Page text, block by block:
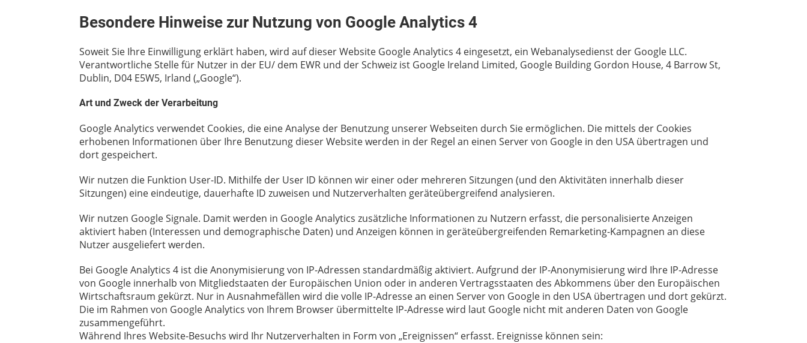
Besondere Hinweise zur Nutzung von Google Analytics 4
Soweit Sie Ihre Einwilligung erklärt haben, wird auf dieser Website Google Analytics 4 eingesetzt, ein Webanalysedienst der Google LLC.
Verantwortliche Stelle für Nutzer in der EU/ dem EWR und der Schweiz ist Google Ireland Limited, Google Building Gordon House, 4 Barrow St,
Dublin, D04 E5W5, Irland („Google“).
Art und Zweck der Verarbeitung
Google Analytics verwendet Cookies, die eine Analyse der Benutzung unserer Webseiten durch Sie ermöglichen. Die mittels der Cookies
erhobenen Informationen über Ihre Benutzung dieser Website werden in der Regel an einen Server von Google in den USA übertragen und
dort gespeichert.
Wir nutzen die Funktion User-ID. Mithilfe der User ID können wir einer oder mehreren Sitzungen (und den Aktivitäten innerhalb dieser
Sitzungen) eine eindeutige, dauerhafte ID zuweisen und Nutzerverhalten geräteübergreifend analysieren.
Wir nutzen Google Signale. Damit werden in Google Analytics zusätzliche Informationen zu Nutzern erfasst, die personalisierte Anzeigen
aktiviert haben (Interessen und demographische Daten) und Anzeigen können in geräteübergreifenden Remarketing-Kampagnen an diese
Nutzer ausgeliefert werden.
Bei Google Analytics 4 ist die Anonymisierung von IP-Adressen standardmäßig aktiviert. Aufgrund der IP-Anonymisierung wird Ihre IP-Adresse
von Google innerhalb von Mitgliedstaaten der Europäischen Union oder in anderen Vertragsstaaten des Abkommens über den Europäischen
Wirtschaftsraum gekürzt. Nur in Ausnahmefällen wird die volle IP-Adresse an einen Server von Google in den USA übertragen und dort gekürzt.
Die im Rahmen von Google Analytics von Ihrem Browser übermittelte IP-Adresse wird laut Google nicht mit anderen Daten von Google
zusammengeführt.
Während Ihres Website-Besuchs wird Ihr Nutzerverhalten in Form von „Ereignissen“ erfasst. Ereignisse können sein: